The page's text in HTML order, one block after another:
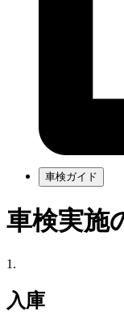
車検ガイド
車検実施
1.
入庫